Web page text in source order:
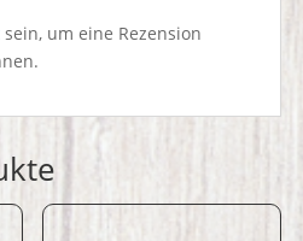
sein, um eine Rezension